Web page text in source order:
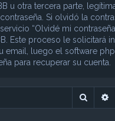
u otra tercera parte,
Si olvidó la
“Olvidé mi
Este proceso le solicitará
email, luego el software
para recuperar su cuenta.
Buscar